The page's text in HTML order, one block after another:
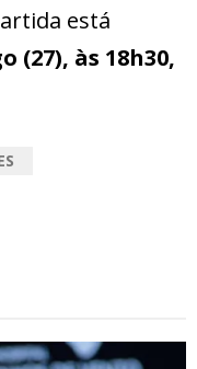
está
(27), às 18h30,